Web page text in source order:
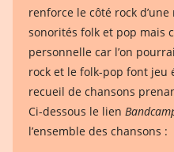
renforce le côté rock
sonorités folk et pop mais
personnelle car l’on
rock et le folk-pop font jeu
recueil de chansons
Ci-dessous le lien
l’ensemble des chansons :